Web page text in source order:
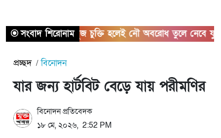
সংবাদ শিরোনামহরমুজ চুক্তি হলেই নৌ অবরোধ তুলে নেবে যুক্তরাষ্ট্র
প্রচ্ছদ বিনোদন
যার জন্য হার্টবিট বেড়ে যায় পরীমণির
বিনোদন প্রতিবেদক
১৮ মে, ২০২৬, 2:52 PM